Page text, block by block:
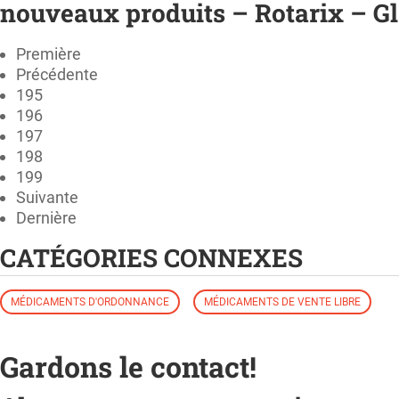
nouveaux produits – Rotarix –
Première
Précédente
195
196
197
198
199
Suivante
Dernière
CATÉGORIES CONNEXES
MÉDICAMENTS D'ORDONNANCE MÉDICAMENTS DE VENTE LIBRE
Gardons le contact!